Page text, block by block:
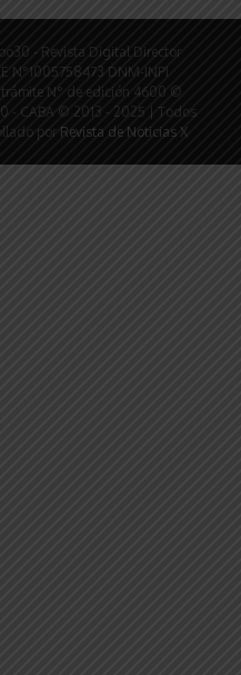
- Revista Digital Director
N°1005758473 DNM-INPI
N° de edición 4600 ©
- CABA © 2013 - 2025 | Todos
por Revista de Noticias X